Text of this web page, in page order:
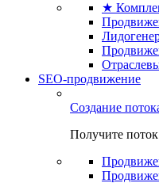
★
SEO-продвижение
Создание
Получите